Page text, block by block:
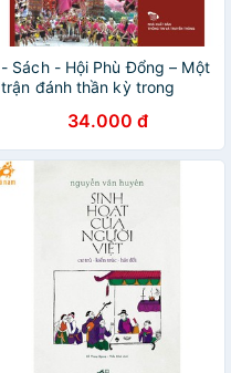
- Sách - Hội Phù Đổng – Một
trận đánh thần kỳ trong
34.000 đ